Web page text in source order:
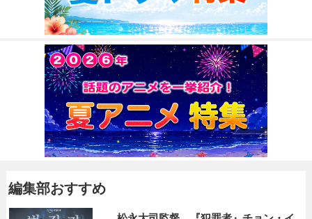
編集部おすすめ